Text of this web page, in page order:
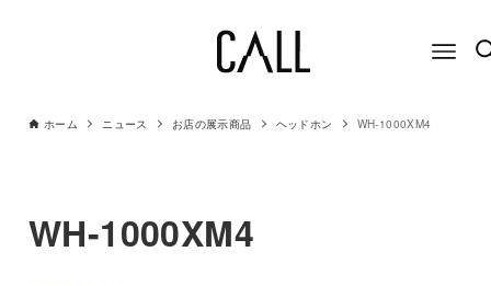
ホーム ニュース お店の展示商品 ヘッドホン WH-1000XM4
WH-1000XM4